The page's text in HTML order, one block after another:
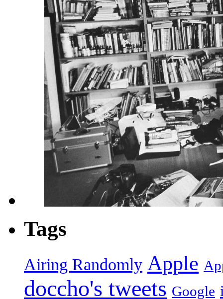
Tags
Airing Randomly Apple
doccho's tweets Google